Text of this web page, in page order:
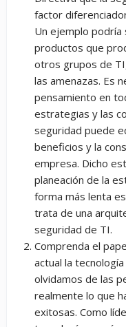
factor
Un ejemplo podría
productos que
otros grupos de
las amenazas. Es
pensamiento en
estrategias y las
seguridad puede
beneficios y la
empresa. Dicho
planeación de la
forma más lenta
trata de una
seguridad de TI.
Comprenda el
actual la
olvidamos de las
realmente lo que
exitosas. Como